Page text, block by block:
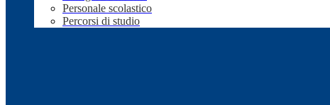
Personale scolastico
Percorsi di studio